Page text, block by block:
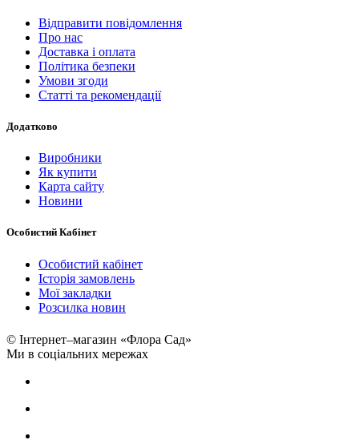
Відправити повідомлення
Про нас
Доставка і оплата
Політика безпеки
Умови згоди
Статті та рекомендації
Додатково
Виробники
Як купити
Карта сайту
Новини
Особистий Кабінет
Особистий кабінет
Історія замовлень
Мої закладки
Розсилка новин
© Інтернет–магазин «Флора Сад»
Ми в соціальних мережах